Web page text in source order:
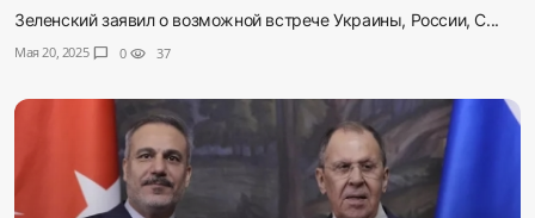
Зеленский заявил о возможной встрече Украины, России, С...
Мая 20, 2025 chat_bubble 0 visibility 37